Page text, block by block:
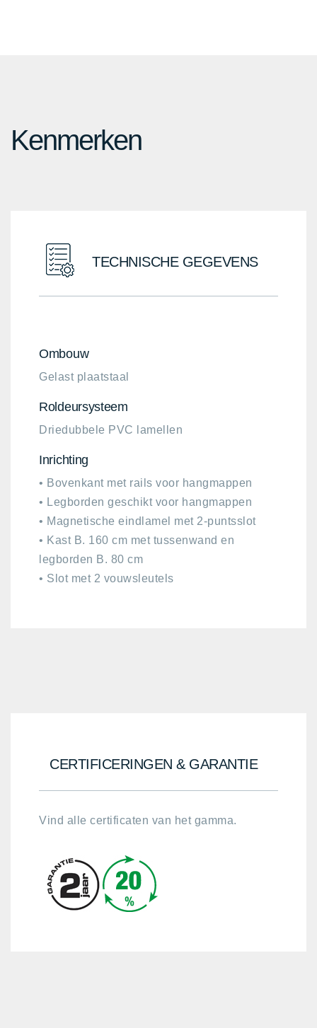
Kenmerken
TECHNISCHE GEGEVENS
Ombouw
Gelast plaatstaal
Roldeursysteem ​
Driedubbele PVC lamellen
Inrichting​
• Bovenkant met rails voor hangmappen
• Legborden geschikt voor hangmappen
• Magnetische eindlamel met 2-puntsslot
• Kast B. 160 cm met tussenwand en
legborden B. 80 cm
• Slot met 2 vouwsleutels
CERTIFICERINGEN & GARANTIE
Vind alle certificaten van het gamma.